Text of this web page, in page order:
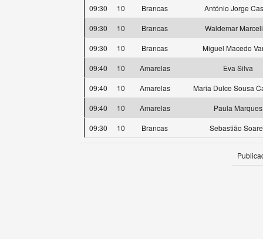
09:30
10 Brancas
António Jorge
09:30
10 Brancas
Waldemar
09:30
10 Brancas
Miguel Macedo
09:40
10 Amarelas
Eva Silva
09:40
10 Amarelas
Maria Dulce Sousa
09:40
10 Amarelas
Paula Marques
09:30
10 Brancas Sebastião